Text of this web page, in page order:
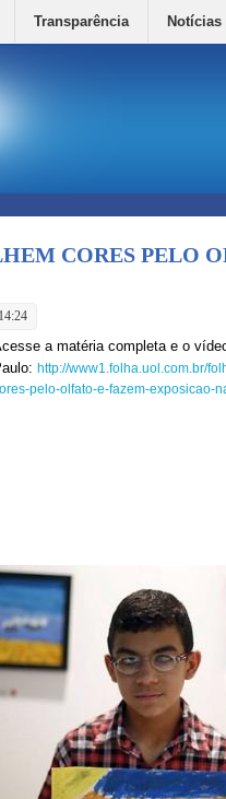
Transparência Notícias
CORES PELO
a matéria completa e o
http://www1.folha.uol.com.br/
pelo-olfato-e-fazem-exposicao-